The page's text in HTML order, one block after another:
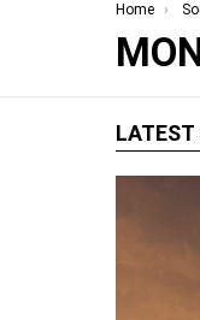
You are here:
Home
LATEST